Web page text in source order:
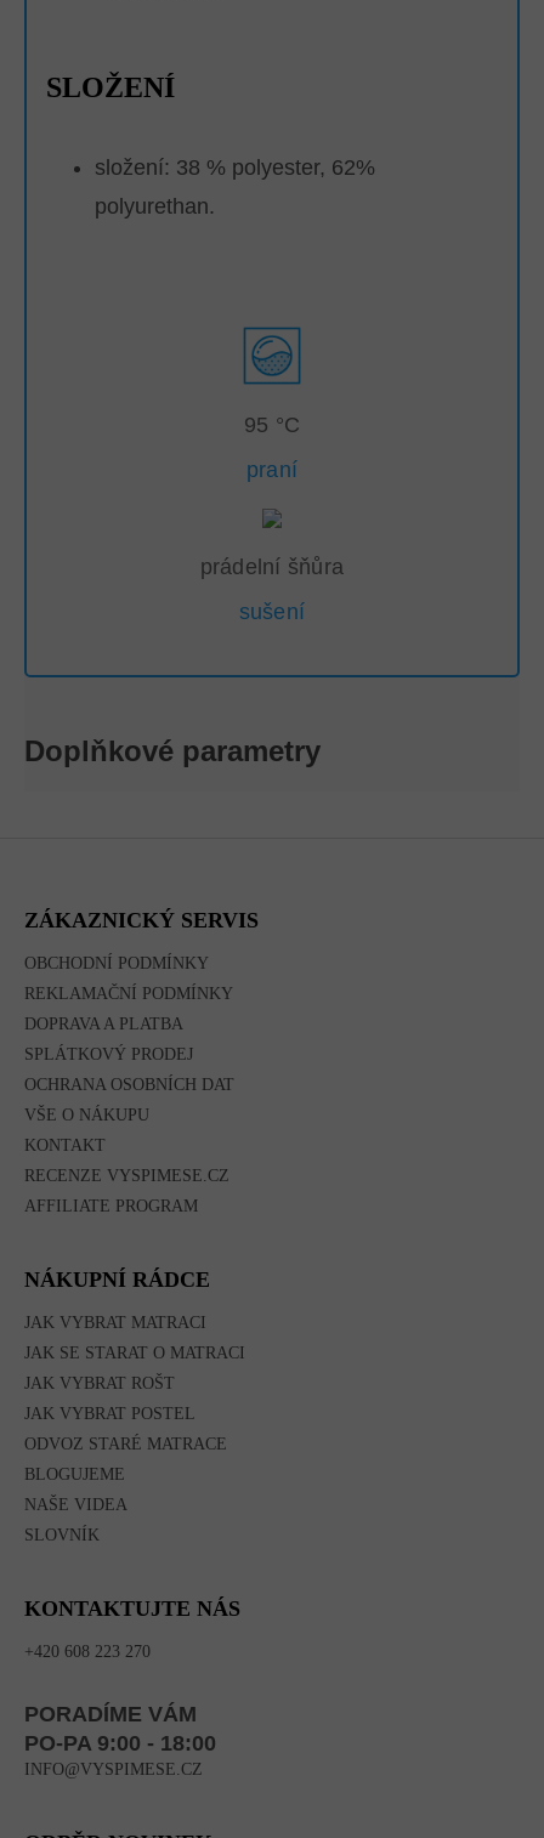
SLOŽENÍ
složení: 38 % polyester, 62%
polyurethan.
95 °C
praní
prádelní šňůra
sušení
Doplňkové parametry
ZÁKAZNICKÝ SERVIS
OBCHODNÍ PODMÍNKY
REKLAMAČNÍ PODMÍNKY
DOPRAVA A PLATBA
SPLÁTKOVÝ PRODEJ
OCHRANA OSOBNÍCH DAT
VŠE O NÁKUPU
KONTAKT
RECENZE VYSPIMESE.CZ
AFFILIATE PROGRAM
NÁKUPNÍ RÁDCE
JAK VYBRAT MATRACI
JAK SE STARAT O MATRACI
JAK VYBRAT ROŠT
JAK VYBRAT POSTEL
ODVOZ STARÉ MATRACE
BLOGUJEME
NAŠE VIDEA
SLOVNÍK
KONTAKTUJTE NÁS
+420 608 223 270
PORADÍME VÁM
PO-PA 9:00 - 18:00
INFO@VYSPIMESE.CZ